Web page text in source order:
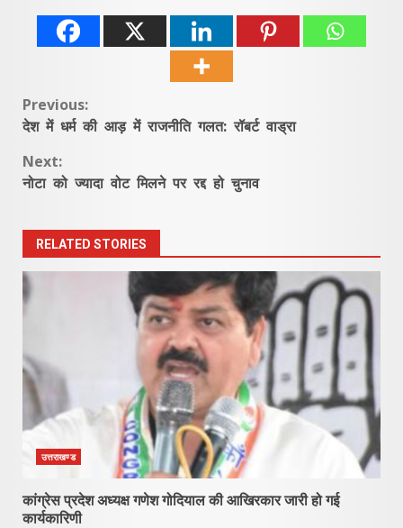
Continue
Reading
Previous:
देश में धर्म की आड़ में राजनीति गलत: रॉबर्ट वाड्रा
Next:
नोटा को ज्यादा वोट मिलने पर रद्द हो चुनाव
RELATED STORIES
उत्तराखण्ड
कांग्रेस प्रदेश अध्यक्ष गणेश गोदियाल की आखिरकार जारी हो गई
कार्यकारिणी